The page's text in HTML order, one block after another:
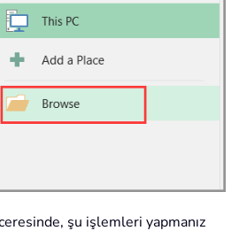
şu işlemleri yapmanız